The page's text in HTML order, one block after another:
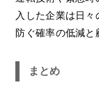
入した企業は日
防ぐ確率の低減と
まとめ